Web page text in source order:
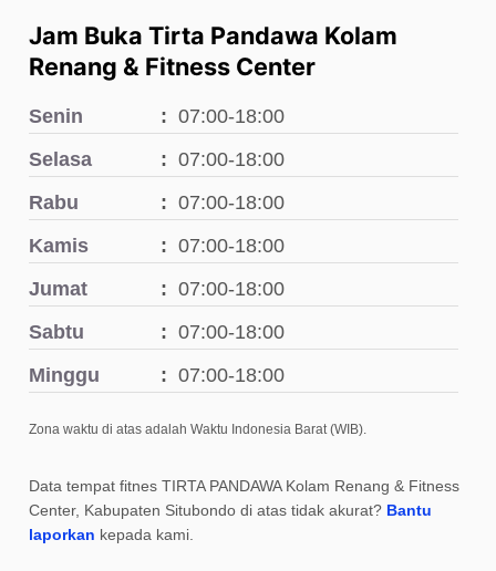
Jam Buka Tirta Pandawa Kolam
Renang & Fitness Center
Senin
07:00-18:00
Selasa
07:00-18:00
Rabu
07:00-18:00
Kamis
07:00-18:00
Jumat
07:00-18:00
Sabtu
07:00-18:00
Minggu
07:00-18:00
Zona waktu di atas adalah Waktu Indonesia Barat (WIB).
Data tempat fitnes TIRTA PANDAWA Kolam Renang & Fitness
Center, Kabupaten Situbondo di atas tidak akurat? Bantu
laporkan kepada kami.